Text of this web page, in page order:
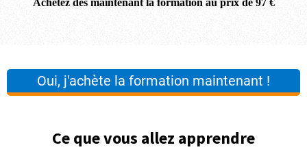
Achetez dès maintenant la formation au prix de 97 €
Oui, j'achète la formation maintenant !
Ce que vous allez apprendre